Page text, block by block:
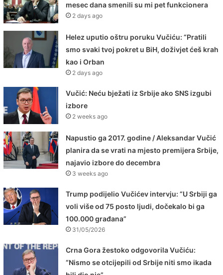
mesec dana smenili su mi pet funkcionera
2 days ago
Helez uputio oštru poruku Vučiću: “Pratili
smo svaki tvoj pokret u BiH, doživjet ćeš krah
kao i Orban
2 days ago
Vučić: Neću bježati iz Srbije ako SNS izgubi
izbore
2 weeks ago
Napustio ga 2017. godine / Aleksandar Vučić
planira da se vrati na mjesto premijera Srbije,
najavio izbore do decembra
3 weeks ago
Trump podijelio Vučićev intervju: “U Srbiji ga
voli više od 75 posto ljudi, dočekalo bi ga
100.000 građana”
31/05/2026
Crna Gora žestoko odgovorila Vučiću:
“Nismo se otcijepili od Srbije niti smo ikada